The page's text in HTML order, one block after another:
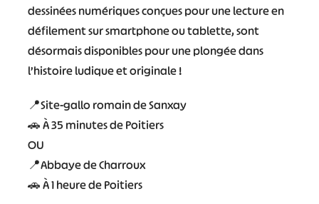
dessinées numériques conçues pour une lecture en
défilement sur smartphone ou tablette, sont
désormais disponibles pour une plongée dans
l’histoire ludique et originale !
📍Site-gallo romain de Sanxay
🚗 À 35 minutes de Poitiers
OU
📍Abbaye de Charroux
🚗 À 1 heure de Poitiers